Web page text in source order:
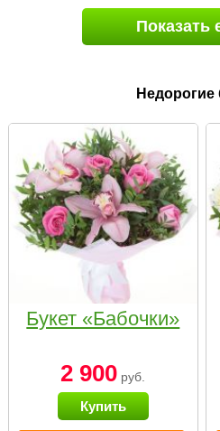
Показать
Недорогие
Букет «Бабочки»
2 900 руб.
Купить